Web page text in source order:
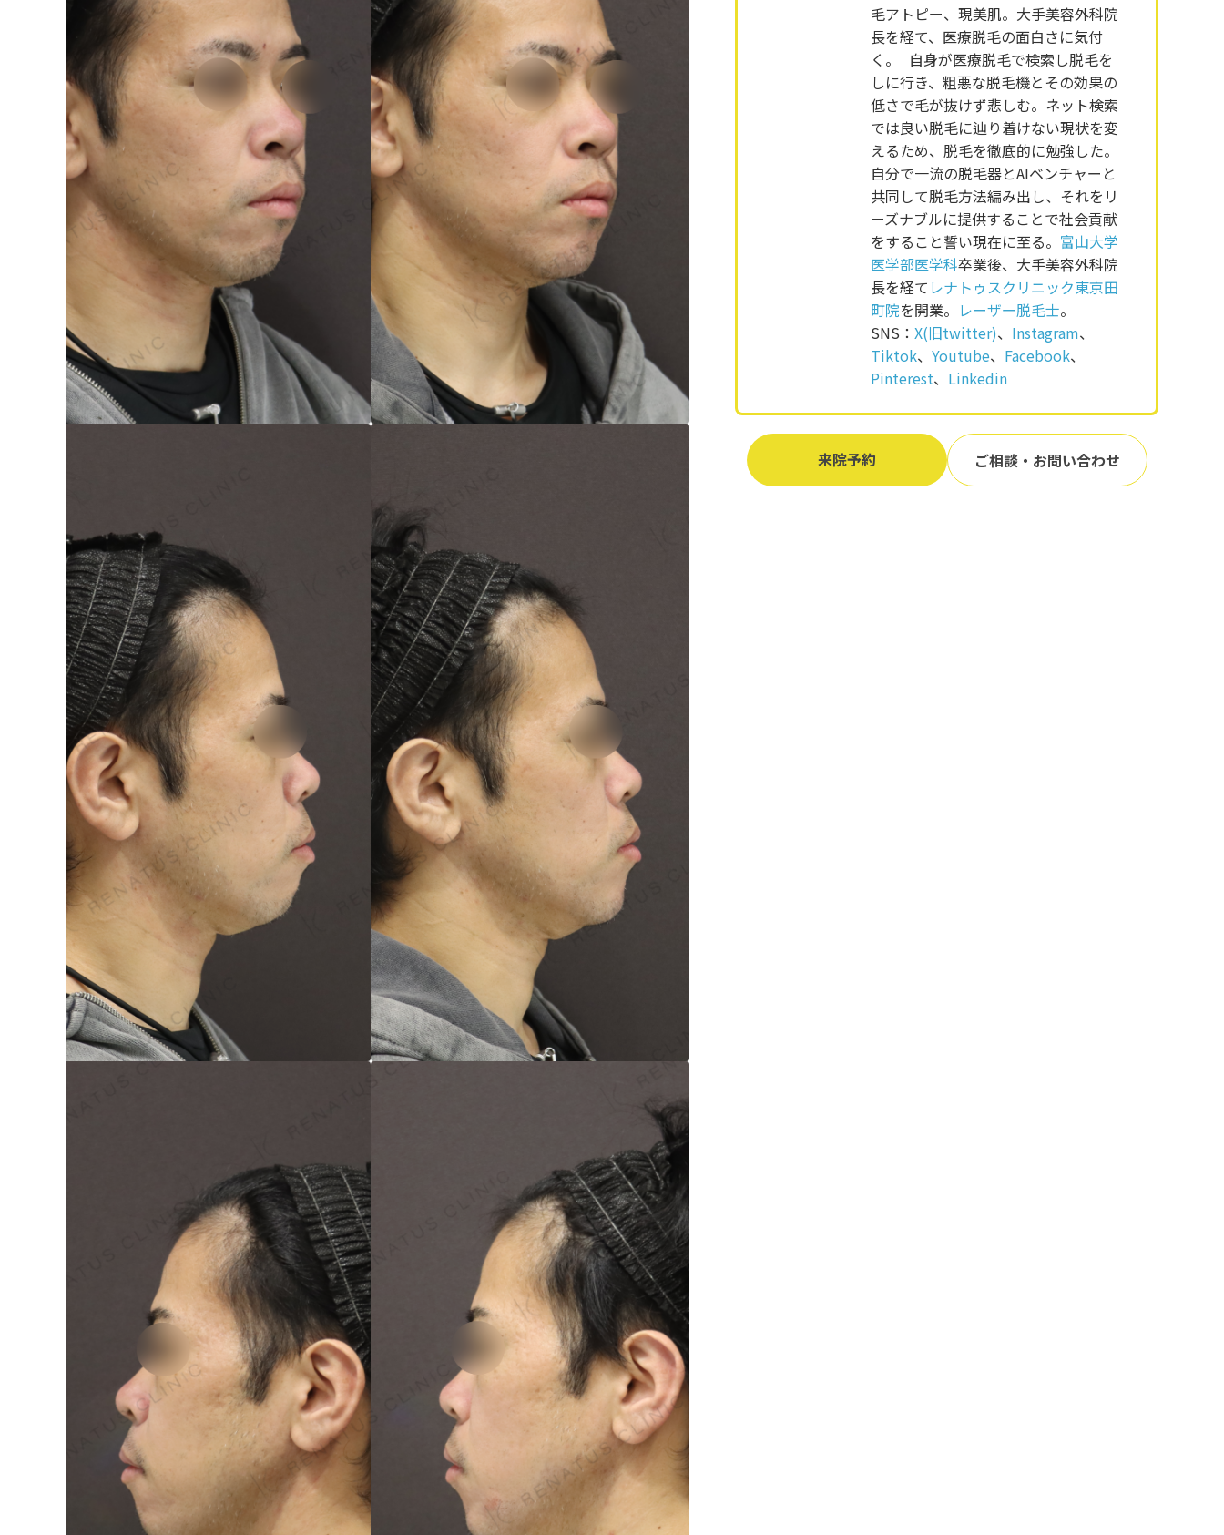
毛アトピー、現美肌。大手美容外科院
長を経て、医療脱毛の面白さに気付
く。 自身が医療脱毛で検索し脱毛を
しに行き、粗悪な脱毛機とその効果の
低さで毛が抜けず悲しむ。ネット検索
では良い脱毛に辿り着けない現状を変
えるため、脱毛を徹底的に勉強した。
自分で一流の脱毛器とAIベンチャーと
共同して脱毛方法編み出し、それをリ
ーズナブルに提供することで社会貢献
をすること誓い現在に至る。 富山大学
医学部医学科卒業後、大手美容外科院
長を経て レナトゥスクリニック東京田
町院を開業。 レーザー脱毛士。
SNS： X(旧twitter)、 Instagram、
Tiktok、 Youtube、 Facebook、
Pinterest、 Linkedin
来院予約 ご相談・お問い合わせ